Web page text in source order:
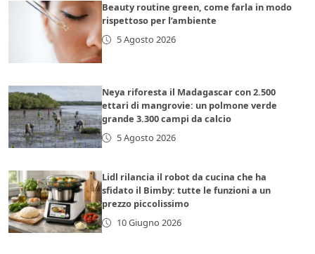
Beauty routine green, come farla in modo
rispettoso per l’ambiente
5 Agosto 2026
Neya riforesta il Madagascar con 2.500
ettari di mangrovie: un polmone verde
grande 3.300 campi da calcio
5 Agosto 2026
Lidl rilancia il robot da cucina che ha
sfidato il Bimby: tutte le funzioni a un
prezzo piccolissimo
10 Giugno 2026